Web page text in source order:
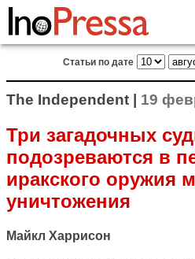
Статьи по дате
The Independent | 19
Три загадочных
подозреваются в
иракского оружия
уничтожения
Майкл Харрисон